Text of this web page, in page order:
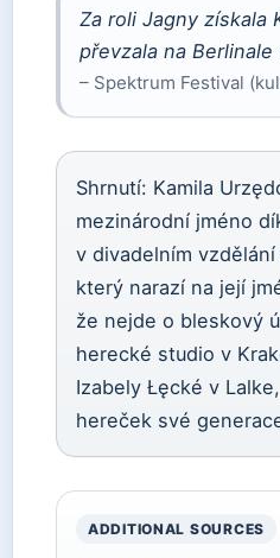
Za roli Jagny získala
převzala na
– Spektrum Festival
Shrnutí: Kamila
mezinárodní jméno
v divadelním
který narazí na její
že nejde o bleskový
herecké studio v
Izabely Łęcké v
hereček své
ADDITIONAL SOURCES